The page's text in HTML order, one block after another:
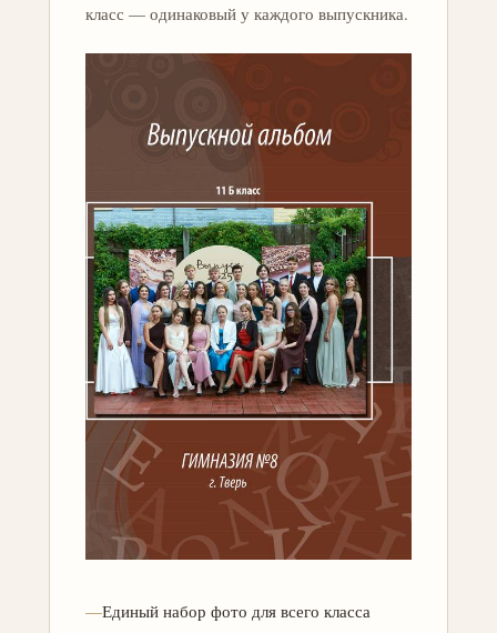
класс — одинаковый у каждого выпускника.
—Единый набор фото для всего класса